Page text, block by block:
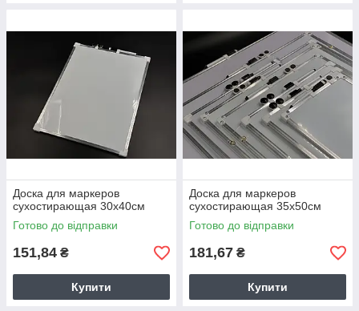
Доска для маркеров
сухостирающая 30х40см
Готово до відправки
151,84 ₴
Купити
Доска для маркеров
сухостирающая 35х50см
Готово до відправки
181,67 ₴
Купити